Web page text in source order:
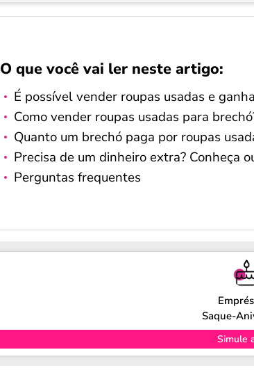
O que você vai ler neste artigo:
É possível vender roupas usadas e
Como vender roupas usadas para
Quanto um brechó paga por roupas
Precisa de um dinheiro extra? Conheça
Perguntas frequentes
Saque-
Simule